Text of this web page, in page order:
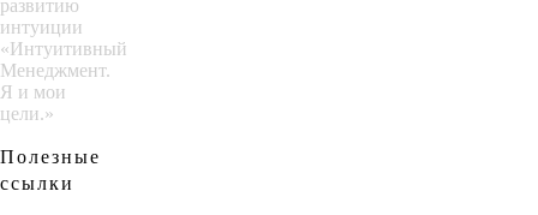
развитию
интуиции
«Интуитивный
Менеджмент.
Я и мои
цели.»
Полезные
ссылки